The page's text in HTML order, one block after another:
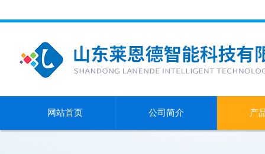
网站首页 公司简介 产